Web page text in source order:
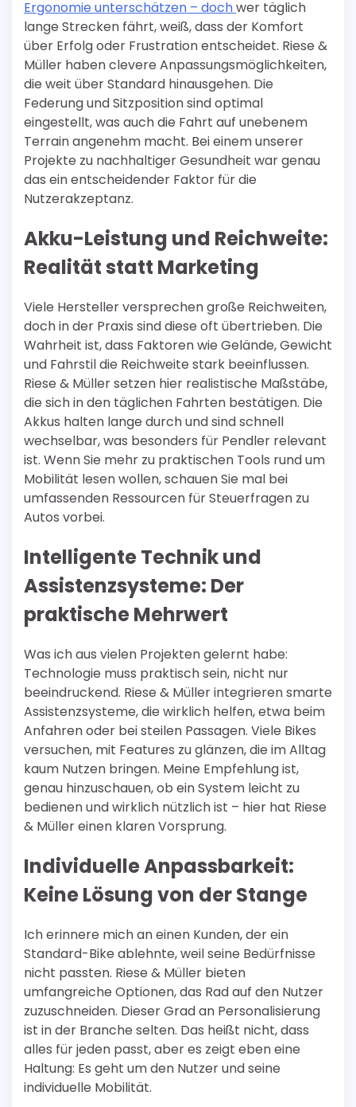
Ergonomie unterschätzen – dochwer täglich
lange Strecken fährt, weiß, dass der Komfort
über Erfolg oder Frustration entscheidet. Riese &
Müller haben clevere Anpassungsmöglichkeiten,
die weit über Standard hinausgehen. Die
Federung und Sitzposition sind optimal
eingestellt, was auch die Fahrt auf unebenem
Terrain angenehm macht. Bei einem unserer
Projekte zu nachhaltiger Gesundheit war genau
das ein entscheidender Faktor für die
Nutzerakzeptanz.
Akku-Leistung und Reichweite:
Realität statt Marketing
Viele Hersteller versprechen große Reichweiten,
doch in der Praxis sind diese oft übertrieben. Die
Wahrheit ist, dass Faktoren wie Gelände, Gewicht
und Fahrstil die Reichweite stark beeinflussen.
Riese & Müller setzen hier realistische Maßstäbe,
die sich in den täglichen Fahrten bestätigen. Die
Akkus halten lange durch und sind schnell
wechselbar, was besonders für Pendler relevant
ist. Wenn Sie mehr zu praktischen Tools rund um
Mobilität lesen wollen, schauen Sie mal bei
umfassenden Ressourcen für Steuerfragen zu
Autos vorbei.
Intelligente Technik und
Assistenzsysteme: Der
praktische Mehrwert
Was ich aus vielen Projekten gelernt habe:
Technologie muss praktisch sein, nicht nur
beeindruckend. Riese & Müller integrieren smarte
Assistenzsysteme, die wirklich helfen, etwa beim
Anfahren oder bei steilen Passagen. Viele Bikes
versuchen, mit Features zu glänzen, die im Alltag
kaum Nutzen bringen. Meine Empfehlung ist,
genau hinzuschauen, ob ein System leicht zu
bedienen und wirklich nützlich ist – hier hat Riese
& Müller einen klaren Vorsprung.
Individuelle Anpassbarkeit:
Keine Lösung von der Stange
Ich erinnere mich an einen Kunden, der ein
Standard-Bike ablehnte, weil seine Bedürfnisse
nicht passten. Riese & Müller bieten
umfangreiche Optionen, das Rad auf den Nutzer
zuzuschneiden. Dieser Grad an Personalisierung
ist in der Branche selten. Das heißt nicht, dass
alles für jeden passt, aber es zeigt eben eine
Haltung: Es geht um den Nutzer und seine
individuelle Mobilität.